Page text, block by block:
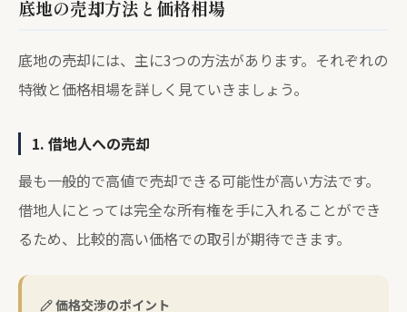
底地の売却方法と価格相場
底地の売却には、主に3つの方法があります。それぞれの
特徴と価格相場を詳しく見ていきましょう。
1. 借地人への売却
最も一般的で高値で売却できる可能性が高い方法です。
借地人にとっては完全な所有権を手に入れることができ
るため、比較的高い価格での取引が期待できます。
価格交渉のポイント